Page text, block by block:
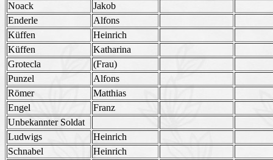
Noack
Jakob
Enderle
Alfons
Küffen
Heinrich
Küffen
Katharina
Grotecla
(Frau)
Punzel
Alfons
Römer
Matthias
Engel
Franz
Unbekannter Soldat
Ludwigs
Heinrich
Schnabel
Heinrich